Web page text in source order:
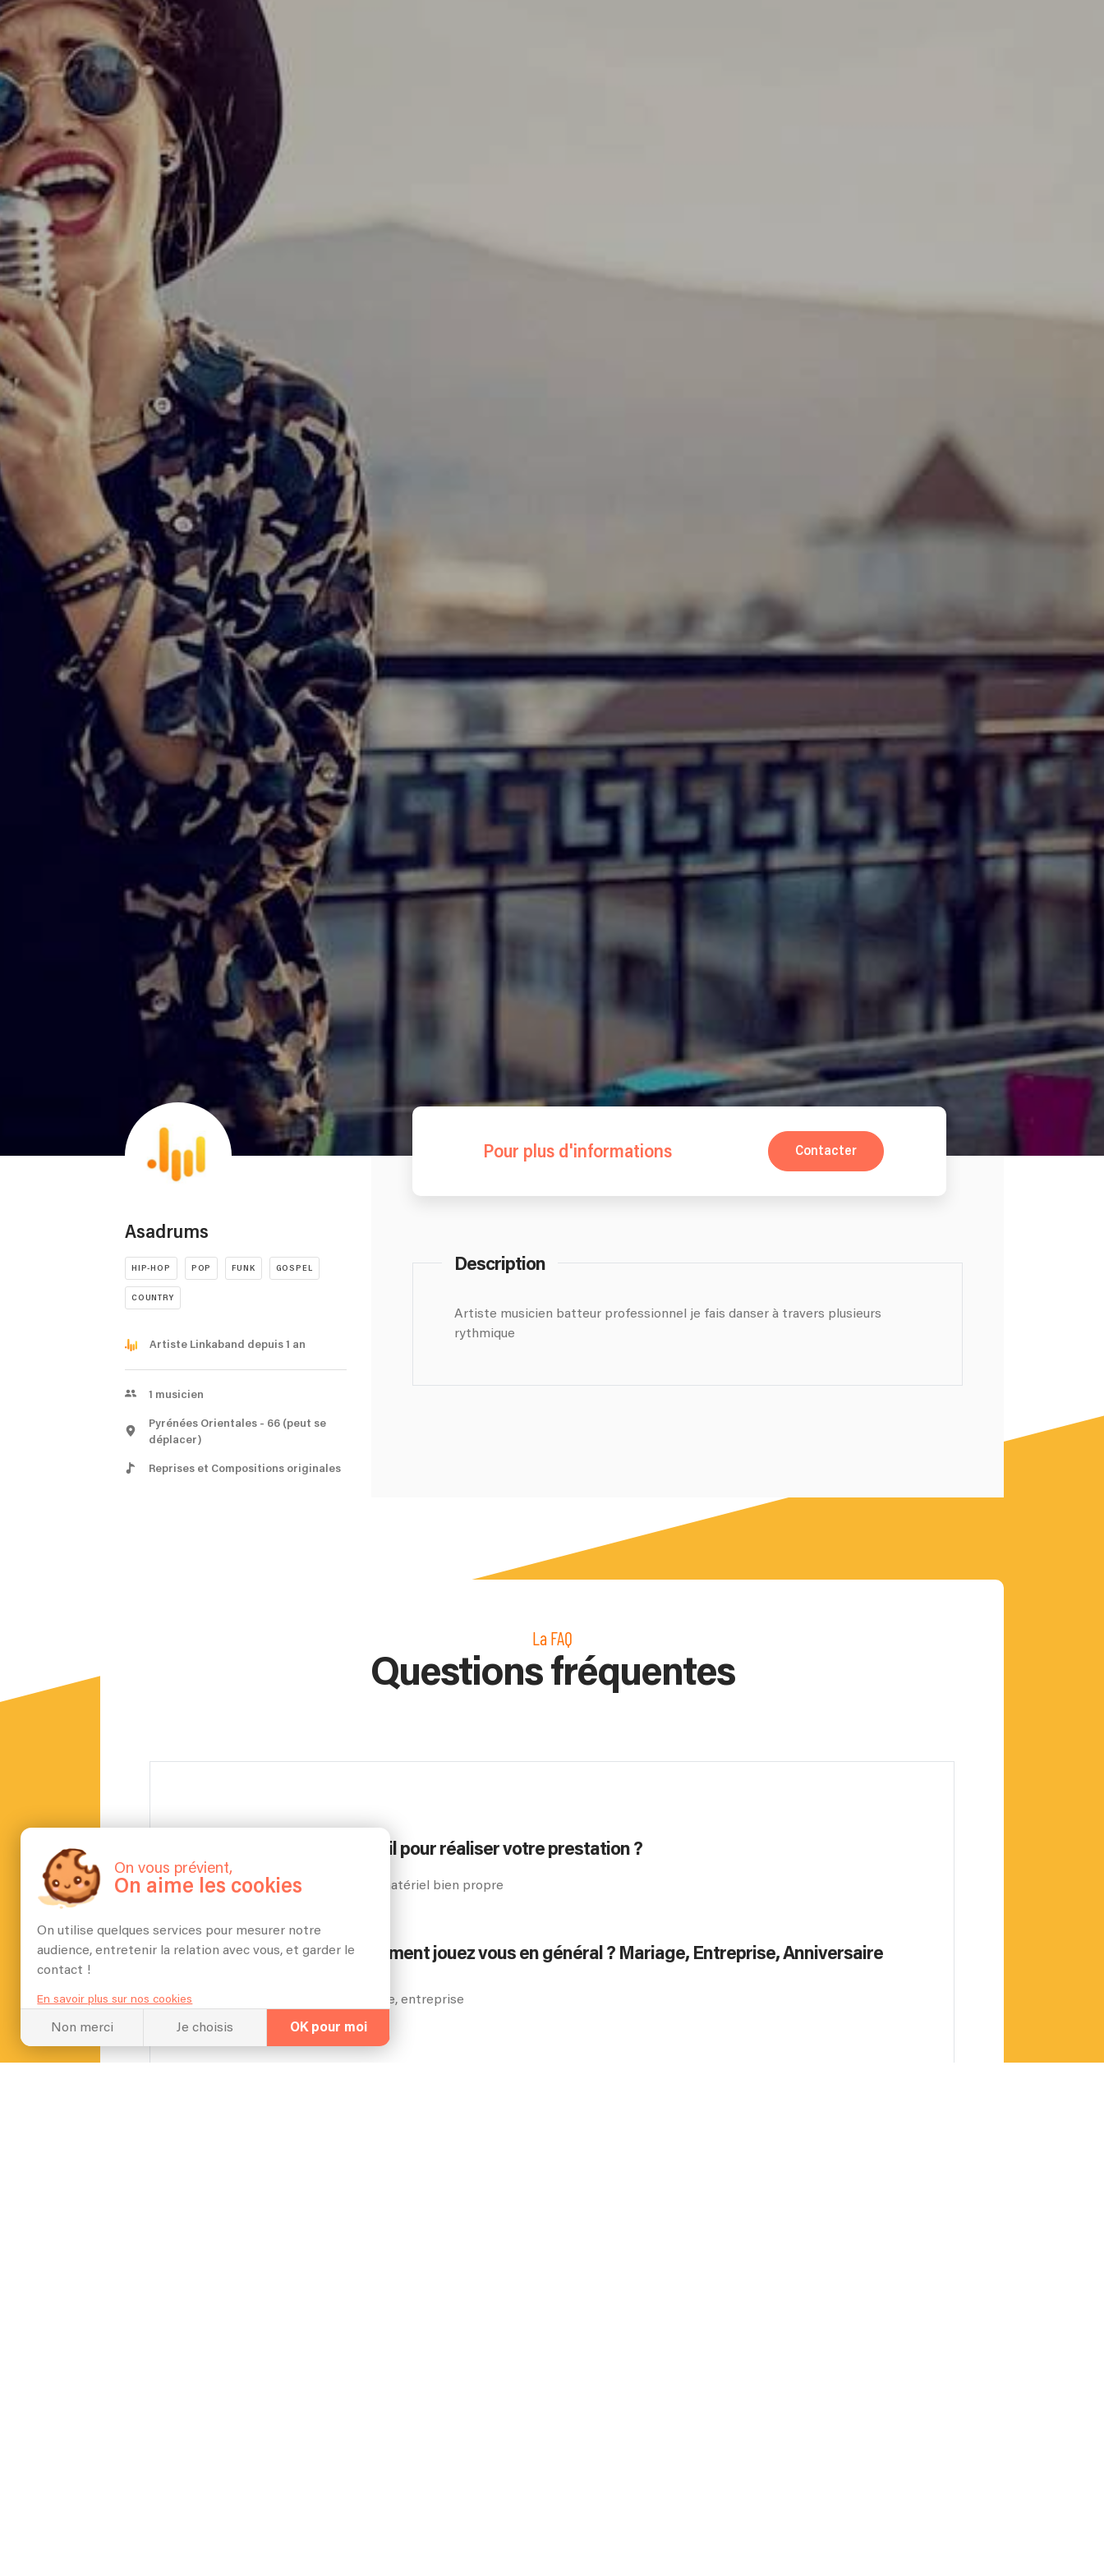
Asadrums
HIP-HOP POP FUNK GOSPEL
COUNTRY
Artiste Linkaband depuis 1 an
1 musicien
Pyrénées Orientales - 66 (peut se
déplacer)
Reprises et Compositions originales
Pour plus d'informations Contacter
Description
Artiste musicien batteur professionnel je fais danser à travers plusieurs
rythmique
La FAQ
Questions fréquentes
Quel espace vous faut-il pour réaliser votre prestation ?
Juste de quoi à installer mon matériel bien propre
Pour quel type d’événement jouez vous en général ? Mariage, Entreprise, Anniversaire
Mariage, baptême, anniversaire, entreprise
On vous prévient,
On aime les cookies
On utilise quelques services pour mesurer notre
audience, entretenir la relation avec vous, et garder le
contact !
En savoir plus sur nos cookies
Non merci Je choisis OK pour moi